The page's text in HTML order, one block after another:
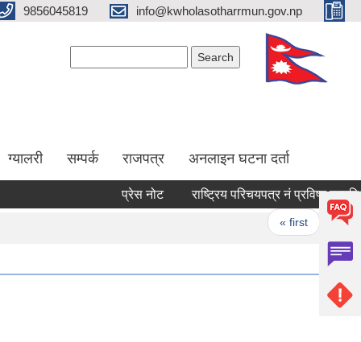
9856045819 info@kwholasotharrmun.gov.np
ग्यालरी सम्पर्क राजपत्र अनलाइन घटना दर्ता
प्रेस नोट राष्ट्रिय परिचयपत्र नं प्रविष्ट सम्बन्धि
« first ‹